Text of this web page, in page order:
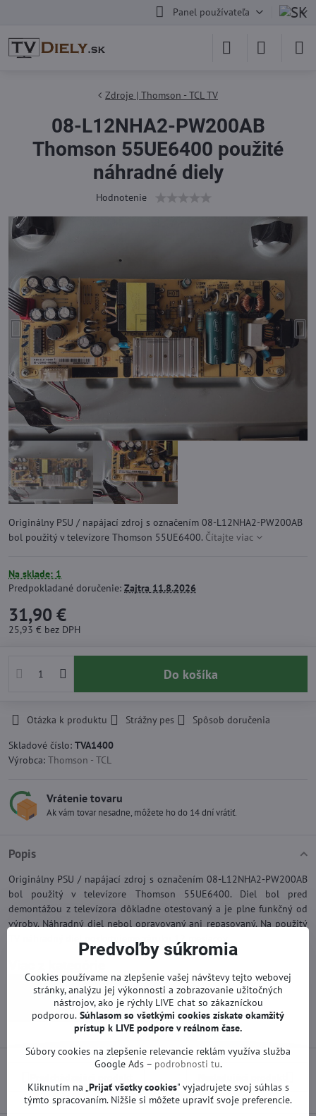
Panel používateľa
Zdroje | Thomson - TCL TV
08-L12NHA2-PW200AB
Thomson 55UE6400 použité
náhradné diely
Hodnotenie
Originálny PSU / napájací zdroj s označením 08-L12NHA2-PW200AB
bol použitý v televízore Thomson 55UE6400. Čítajte viac
Na sklade: 1
Predpokladané doručenie: Zajtra 11.8.2026
31,90 €
25,93 € bez DPH
Do košíka
Otázka k produktu Strážny pes
Spôsob doručenia
Skladové číslo: TVA1400
Výrobca: Thomson - TCL
Vrátenie tovaru
Ak vám tovar nesadne, môžete ho do 14 dní vrátiť.
Popis
Originálny PSU / napájací zdroj s označením 08-L12NHA2-PW200AB
bol použitý v televízore Thomson 55UE6400. Diel bol pred
demontážou z televízora dôkladne otestovaný a je plne funkčný od
výroby. Náhradný diel nebol opravovaný ani repasovaný. Na použitý
Náhradné diely | Thomson - TCL TV
Zdroje | Thomson - TCL TV
Predvoľby súkromia
Cookies používame na zlepšenie vašej návštevy tejto webovej
stránky, analýzu jej výkonnosti a zobrazovanie užitočných
nástrojov, ako je rýchly LIVE chat so zákazníckou
podporou. Súhlasom so všetkými cookies získate okamžitý
prístup k LIVE podpore v reálnom čase.
Súbory cookies na zlepšenie relevancie reklám využíva služba
Google Ads – podrobnosti tu.
Kliknutím na „Prijať všetky cookies" vyjadrujete svoj súhlas s
týmto spracovaním. Nižšie si môžete upraviť svoje preferencie.